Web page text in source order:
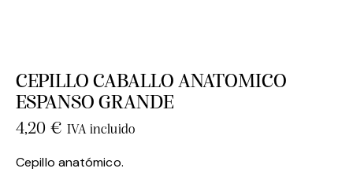
CEPILLO CABALLO ANATOMICO
ESPANSO GRANDE
4,20 € IVA incluido
Cepillo anatómico.